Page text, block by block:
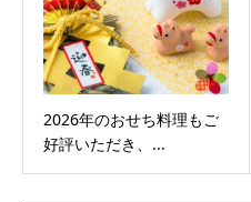
2026年のおせち料理もご
好評いただき、...